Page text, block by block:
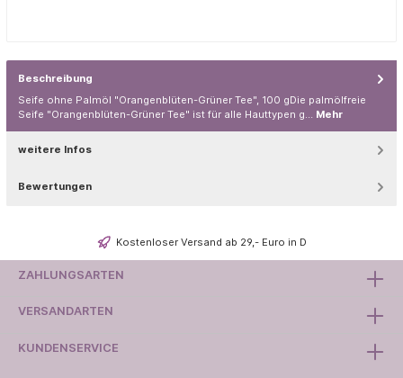
Beschreibung
Seife ohne Palmöl "Orangenblüten-Grüner Tee", 100 gDie palmölfreie
Seife "Orangenblüten-Grüner Tee" ist für alle Hauttypen g… Mehr
weitere Infos
Bewertungen
Kostenloser Versand ab 29,- Euro in D
KUNDENSERVICE
ZAHLUNGSARTEN
VERSANDARTEN